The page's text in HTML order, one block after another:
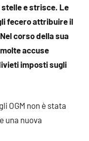
e strisce. Le
fecero attribuire il
corso della sua
accuse
imposti sugli
OGM non è stata
una nuova